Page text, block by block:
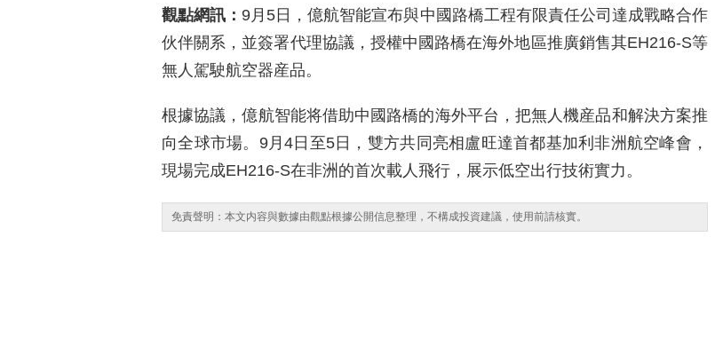
觀點網訊：9月5日，億航智能宣布與中國路橋工程有限責任公司達成戰略合作
伙伴關系，並簽署代理協議，授權中國路橋在海外地區推廣銷售其EH216-S等
無人駕駛航空器産品。
根據協議，億航智能将借助中國路橋的海外平台，把無人機産品和解決方案推
向全球市場。9月4日至5日，雙方共同亮相盧旺達首都基加利非洲航空峰會，
現場完成EH216-S在非洲的首次載人飛行，展示低空出行技術實力。
免責聲明：本文内容與數據由觀點根據公開信息整理，不構成投資建議，使用前請核實。